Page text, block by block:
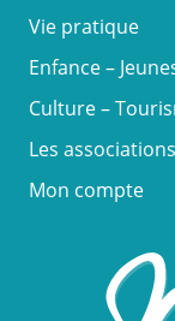
Vie pratique
Enfance –
Culture –
Les associations
Mon compte